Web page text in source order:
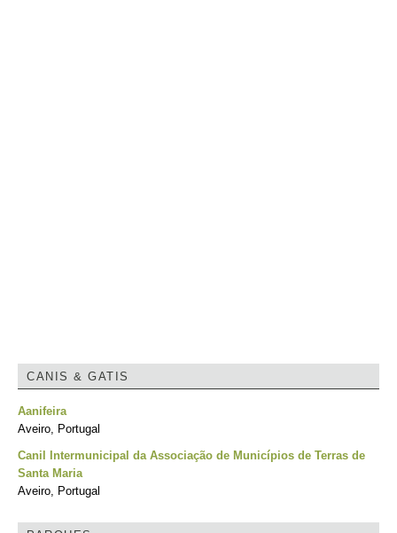
CANIS & GATIS
Aanifeira
Aveiro, Portugal
Canil Intermunicipal da Associação de Municípios de Terras de
Santa Maria
Aveiro, Portugal